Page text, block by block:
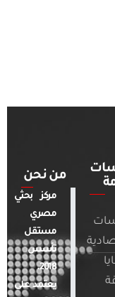
من نحن
مركز بحثي
مصري
مستقل
تأسس
2018.
يعتمد على